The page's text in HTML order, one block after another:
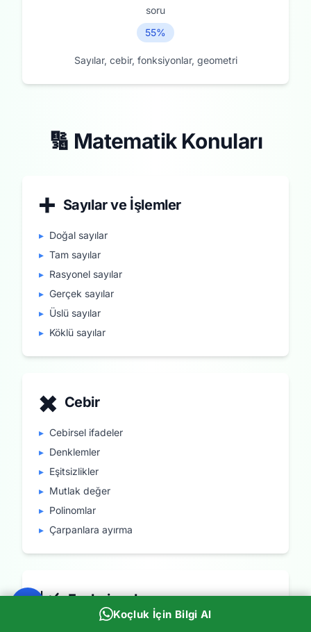
soru
55%
Sayılar, cebir, fonksiyonlar, geometri
🔢 Matematik Konuları
➕ Sayılar ve İşlemler
▸ Doğal sayılar
▸ Tam sayılar
▸ Rasyonel sayılar
▸ Gerçek sayılar
▸ Üslü sayılar
▸ Köklü sayılar
✖️ Cebir
▸ Cebirsel ifadeler
▸ Denklemler
▸ Eşitsizlikler
▸ Mutlak değer
▸ Polinomlar
▸ Çarpanlara ayırma
📈 Fonksiyonlar
Koçluk İçin Bilgi Al